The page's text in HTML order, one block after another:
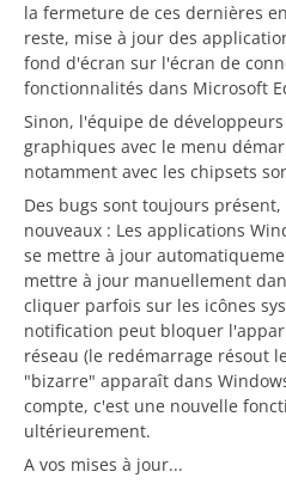
la fermeture de ces dernières
reste, mise à jour des
fond d'écran sur l'écran de
fonctionnalités dans Microsoft
Sinon, l'équipe de
graphiques avec le menu
notamment avec les chipsets
Des bugs sont toujours
nouveaux : Les applications
se mettre à jour
mettre à jour manuellement
cliquer parfois sur les icônes
notification peut bloquer
réseau (le redémarrage résout
"bizarre" apparaît dans
compte, c'est une nouvelle
ultérieurement.
A vos mises à jour...